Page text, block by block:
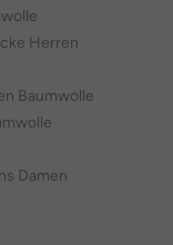
Herren
Baumwolle
Damen